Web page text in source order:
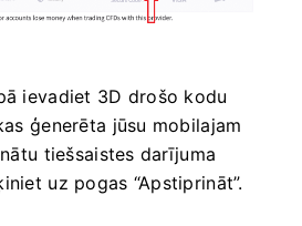
ievadiet 3D drošo kodu
ģenerēta jūsu mobilajam
tiešsaistes darījuma
uz pogas “Apstiprināt”.